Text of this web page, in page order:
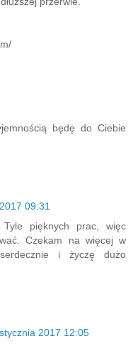
będę do Ciebie
09:31
Tyle pięknych prac, więc
Czekam na więcej w
i życzę dużo
2017 12:05